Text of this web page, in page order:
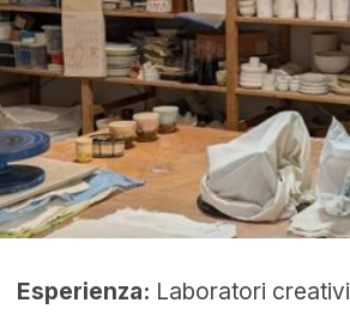
Esperienza: Laboratori creativi